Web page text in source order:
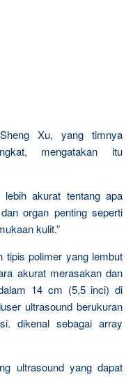
Xu, yang timnya
mengatakan itu
lebih akurat tentang apa
organ penting seperti
kulit.”
tipis polimer yang lembut
akurat merasakan dan
14 cm (5,5 inci) di
ultrasound berukuran
dikenal sebagai array
ultrasound yang dapat